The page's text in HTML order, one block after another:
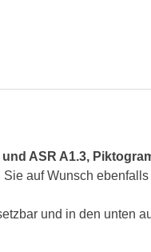
und ASR A1.3,
auf Wunsch
und in den unten